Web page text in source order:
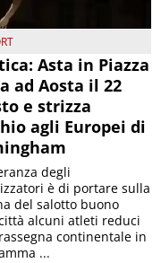
Asta in Piazza
ad Aosta il 22
e strizza
agli Europei di
degli
è di portare sulla
del salotto buono
alcuni atleti reduci
continentale in
...